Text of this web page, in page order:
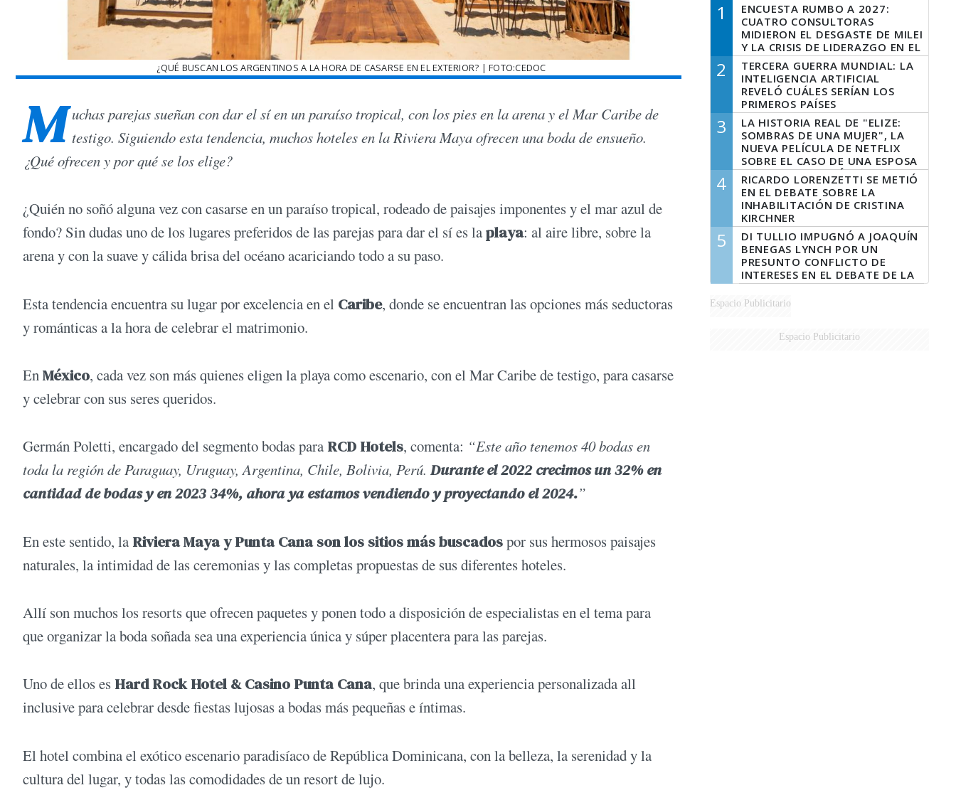
¿QUÉ BUSCAN LOS ARGENTINOS A LA HORA DE CASARSE EN EL EXTERIOR? | FOTO:CEDOC
M uchas parejas sueñan con dar el sí en un paraíso tropical, con los pies en la arena y el Mar Caribe de
testigo. Siguiendo esta tendencia, muchos hoteles en la Riviera Maya ofrecen una boda de ensueño.
¿Qué ofrecen y por qué se los elige?
¿Quién no soñó alguna vez con casarse en un paraíso tropical, rodeado de paisajes imponentes y el mar azul de
fondo? Sin dudas uno de los lugares preferidos de las parejas para dar el sí es laplaya: al aire libre, sobre la
arena y con la suave y cálida brisa del océano acariciando todo a su paso.
Esta tendencia encuentra su lugar por excelencia en el Caribe, donde se encuentran las opciones más seductoras
y románticas a la hora de celebrar el matrimonio.
EnMéxico, cada vez son más quienes eligen la playa como escenario, con el Mar Caribe de testigo, para casarse
y celebrar con sus seres queridos.
Germán Poletti, encargado del segmento bodas para RCD Hotels, comenta: “Este año tenemos 40 bodas en
toda la región de Paraguay, Uruguay, Argentina, Chile, Bolivia, Perú. Durante el 2022 crecimos un 32% en
cantidad de bodas y en 2023 34%, ahora ya estamos vendiendo y proyectando el 2024.”
En este sentido, la Riviera Maya y Punta Cana son los sitios más buscadospor sus hermosos paisajes
naturales, la intimidad de las ceremonias y las completas propuestas de sus diferentes hoteles.
Allí son muchos los resorts que ofrecen paquetes y ponen todo a disposición de especialistas en el tema para
que organizar la boda soñada sea una experiencia única y súper placentera para las parejas.
Uno de ellos es Hard Rock Hotel & Casino Punta Cana, que brinda una experiencia personalizada all
inclusive para celebrar desde fiestas lujosas a bodas más pequeñas e íntimas.
El hotel combina el exótico escenario paradisíaco de República Dominicana, con la belleza, la serenidad y la
cultura del lugar, y todas las comodidades de un resort de lujo.
1
ENCUESTA RUMBO A 2027:
CUATRO CONSULTORAS
MIDIERON EL DESGASTE DE MILEI
Y LA CRISIS DE LIDERAZGO EN EL
PERONISMO
2
TERCERA GUERRA MUNDIAL: LA
INTELIGENCIA ARTIFICIAL
REVELÓ CUÁLES SERÍAN LOS
PRIMEROS PAÍSES
LATINOAMERICANOS EN SER
DERROTADOS
3
LA HISTORIA REAL DE "ELIZE:
SOMBRAS DE UNA MUJER", LA
NUEVA PELÍCULA DE NETFLIX
SOBRE EL CASO DE UNA ESPOSA
QUE DESCUARTIZÓ A SU
MARIDO
4
RICARDO LORENZETTI SE METIÓ
EN EL DEBATE SOBRE LA
INHABILITACIÓN DE CRISTINA
KIRCHNER
5
DI TULLIO IMPUGNÓ A JOAQUÍN
BENEGAS LYNCH POR UN
PRESUNTO CONFLICTO DE
INTERESES EN EL DEBATE DE LA
LEY DE TIERRAS
Espacio Publicitario
Espacio Publicitario